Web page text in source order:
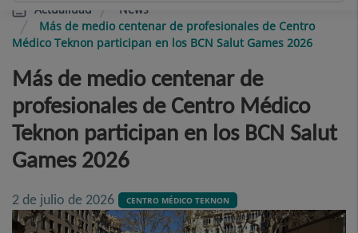
Actualidad
News
Más de medio centenar de profesionales de Centro
Médico Teknon participan en los BCN Salut Games 2026
Más de medio centenar de
profesionales de Centro Médico
Teknon participan en los BCN Salut
Games 2026
2 de julio de 2026 CENTRO MÉDICO TEKNON